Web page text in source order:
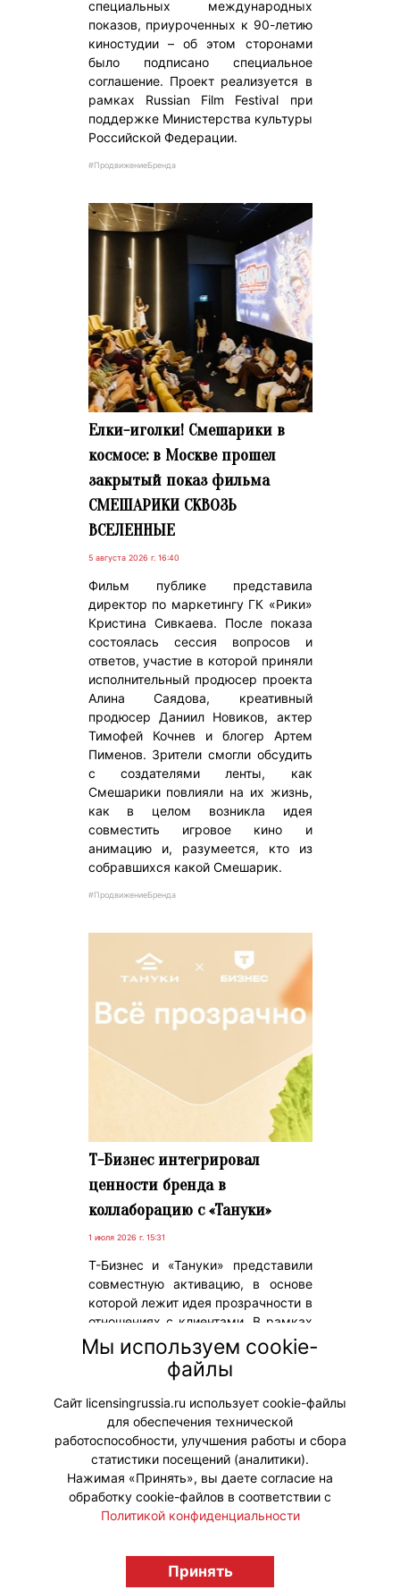
специальных международных
показов, приуроченных к 90-летию
киностудии – об этом сторонами
было подписано специальное
соглашение. Проект реализуется в
рамках Russian Film Festival при
поддержке Министерства культуры
Российской Федерации.
#ПродвижениеБренда
Елки-иголки! Смешарики в
космосе: в Москве прошел
закрытый показ фильма
СМЕШАРИКИ СКВОЗЬ
ВСЕЛЕННЫЕ
5 августа 2026 г. 16:40
Фильм публике представила
директор по маркетингу ГК «Рики»
Кристина Сивкаева. После показа
состоялась сессия вопросов и
ответов, участие в которой приняли
исполнительный продюсер проекта
Алина Саядова, креативный
продюсер Даниил Новиков, актер
Тимофей Кочнев и блогер Артем
Пименов. Зрители смогли обсудить
с создателями ленты, как
Смешарики повлияли на их жизнь,
как в целом возникла идея
совместить игровое кино и
анимацию и, разумеется, кто из
собравшихся какой Смешарик.
#ПродвижениеБренда
Т-Бизнес интегрировал
ценности бренда в
коллаборацию с «Тануки»
1 июля 2026 г. 15:31
Т-Бизнес и «Тануки» представили
совместную активацию, в основе
которой лежит идея прозрачности в
отношениях с клиентами. В рамках
коллаборации бренды запустили
специальный сет, концепция
которого построена вокруг
метафоры открытости бизнеса.
#Коллаборации
licensingrussia.ru, 2009-2026 12+
Мы используем cookie-
файлы
Сайт licensingrussia.ru использует cookie-файлы
для обеспечения технической
работоспособности, улучшения работы и сбора
статистики посещений (аналитики).
Нажимая «Принять», вы даете согласие на
обработку cookie-файлов в соответствии с
Политикой конфиденциальности
Принять